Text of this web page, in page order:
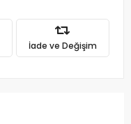
İade ve Değişim